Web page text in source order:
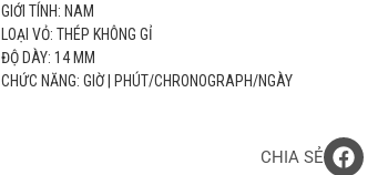
GIỚI TÍNH: NAM
LOẠI VỎ: THÉP KHÔNG GỈ
ĐỘ DÀY: 14 MM
CHỨC NĂNG: GIỜ | PHÚT/CHRONOGRAPH/NGÀY
CHIA SẺ